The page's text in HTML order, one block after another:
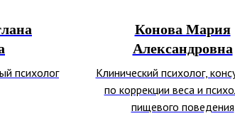
психолог
Конова Мария
Александровна
Клинический психолог,
по коррекции веса и
пищевого поведения